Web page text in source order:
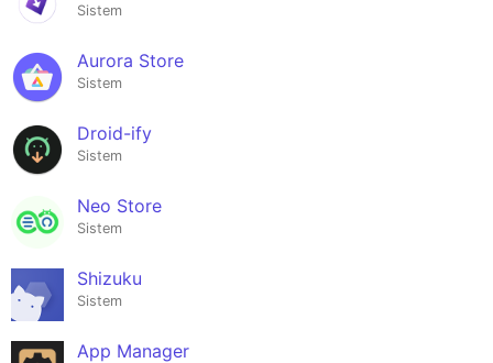
Sistem
Aurora Store
Sistem
Droid-ify
Sistem
Neo Store
Sistem
Shizuku
Sistem
App Manager